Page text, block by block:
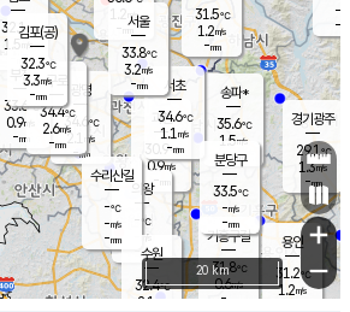
과천
30.9℃
0.9m/s
- mm
용인
31.2℃
1.2m/s
경기광주
29.1℃
1.3m/s
-mm
-m/
-
의왕
- ℃
m/s
mm
32.1℃
1.5 m/s
mm
광명
34.6 ℃
2.1 m/s
-mm
부천
33.6℃
0.9m/s
-mm
구로
34.4℃
2.6m/s
-mm
1.2 m/s
- mm
31.5℃
1.2m/s
-mm
송파*
35.6℃
1.5m/s
-mm
서초
34.6℃
1.1 m/s
-mm
기흥구갈
31.8℃
0.6m/s
-
수리산길
-℃
-m/s
-mm
분당구
33.5℃
-m/s
-mm
김포(공)
32.3℃
3.3m/s
-mm
수원
32.4℃
2.1 m/s
서울
33.8℃
3.2m/s
-mm
+
−
20 km